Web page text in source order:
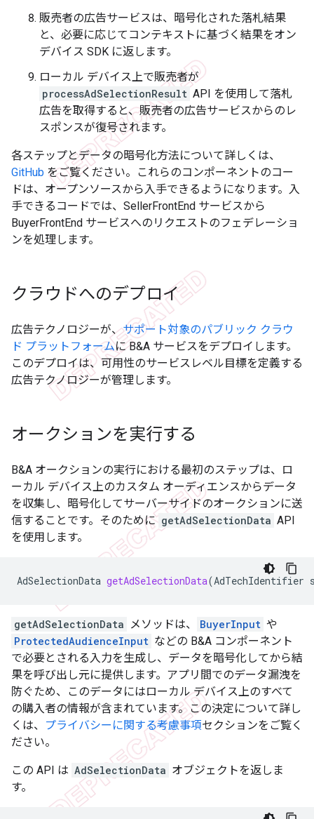
販売者の広告サービスは、暗号化された落札結果
と、必要に応じてコンテキストに基づく結果をオン
デバイス SDK に返します。
ローカル デバイス上で販売者が
processAdSelectionResult API を使用して落札
広告を取得すると、販売者の広告サービスからのレ
スポンスが復号されます。
各ステップとデータの暗号化方法について詳しくは、
GitHub をご覧ください。これらのコンポーネントのコー
ドは、オープンソースから入手できるようになります。入
手できるコードでは、SellerFrontEnd サービスから
BuyerFrontEnd サービスへのリクエストのフェデレーショ
ンを処理します。
クラウドへのデプロイ
広告テクノロジーが、サポート対象のパブリック クラウ
ド プラットフォームに B&A サービスをデプロイします。
このデプロイは、可用性のサービスレベル目標を定義する
広告テクノロジーが管理します。
オークションを実行する
B&A オークションの実行における最初のステップは、ロ
ーカル デバイス上のカスタム オーディエンスからデータ
を収集し、暗号化してサーバーサイドのオークションに送
信することです。そのために getAdSelectionData API
を使用します。
AdSelectionData getAdSelectionData(AdTechIdentifier
getAdSelectionData メソッドは、 BuyerInput や
ProtectedAudienceInput などの B&A コンポーネント
で必要とされる入力を生成し、データを暗号化してから結
果を呼び出し元に提供します。アプリ間でのデータ漏洩を
防ぐため、このデータにはローカル デバイス上のすべて
の購入者の情報が含まれています。この決定について詳し
くは、
プライバシーに関する考慮事項セクションをご覧く
ださい。
この API は AdSelectionData オブジェクトを返しま
す。